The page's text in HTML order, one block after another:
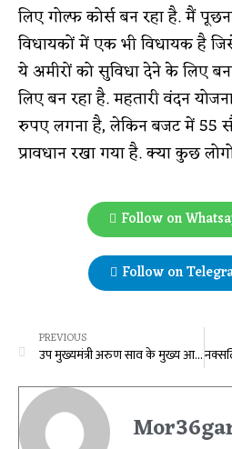
लिए गोल्फ कोर्स बन रहा है. मैं
विधायकों में एक भी विधायक है
ये अमीरों को सुविधा देने के लिए
लिए बन रहा है. महतारी वंदन
रुपए लगना है, लेकिन बजट में 55
प्रावधान रखा गया है. क्या कुछ
Follow on
Follow on
PREVIOUS
उप मुख्यमंत्री अरुण साव के मुख्य आतिथ्य में कुम्हारी नगर पालिका के नवनिर्वाचित अध्यक्ष एवं पार्षदों का शपथ ग्रहण संपन्न